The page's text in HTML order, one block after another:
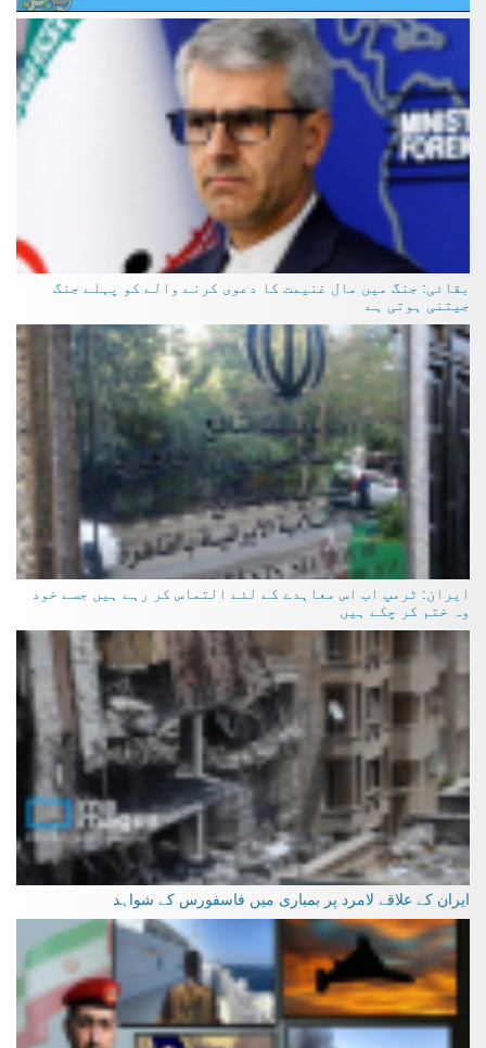
بقائی: جنگ میں مال غنیمت کا دعوی کرنے والے کو پہلے جنگ
جیتنی ہوتی ہے
ایران: ٹرمپ اب اس معاہدے کے لئے التماس کر رہے ہیں جسے خود
وہ ختم کر چکے ہیں
ایران کے علاقے لامرد پر بمباری میں فاسفورس کے شواہد